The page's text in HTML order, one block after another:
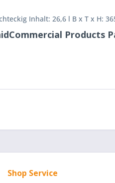
Inhalt: 26,6 l B x T x H:
Products
Shop Service